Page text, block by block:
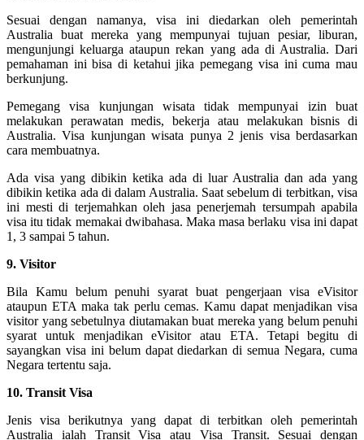
Sesuai dengan namanya, visa ini diedarkan oleh pemerintah
Australia buat mereka yang mempunyai tujuan pesiar, liburan,
mengunjungi keluarga ataupun rekan yang ada di Australia. Dari
pemahaman ini bisa di ketahui jika pemegang visa ini cuma mau
berkunjung.
Pemegang visa kunjungan wisata tidak mempunyai izin buat
melakukan perawatan medis, bekerja atau melakukan bisnis di
Australia. Visa kunjungan wisata punya 2 jenis visa berdasarkan
cara membuatnya.
Ada visa yang dibikin ketika ada di luar Australia dan ada yang
dibikin ketika ada di dalam Australia. Saat sebelum di terbitkan, visa
ini mesti di terjemahkan oleh jasa penerjemah tersumpah apabila
visa itu tidak memakai dwibahasa. Maka masa berlaku visa ini dapat
1, 3 sampai 5 tahun.
9. Visitor
Bila Kamu belum penuhi syarat buat pengerjaan visa eVisitor
ataupun ETA maka tak perlu cemas. Kamu dapat menjadikan visa
visitor yang sebetulnya diutamakan buat mereka yang belum penuhi
syarat untuk menjadikan eVisitor atau ETA. Tetapi begitu di
sayangkan visa ini belum dapat diedarkan di semua Negara, cuma
Negara tertentu saja.
10. Transit Visa
Jenis visa berikutnya yang dapat di terbitkan oleh pemerintah
Australia ialah Transit Visa atau Visa Transit. Sesuai dengan